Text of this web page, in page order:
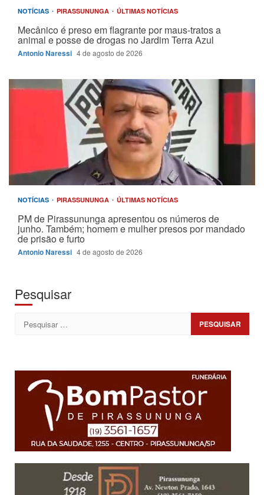
NOTÍCIAS PIRASSUNUNGA ÚLTIMAS NOTÍCIAS
Mecânico é preso em flagrante por maus-tratos a
animal e posse de drogas no Jardim Terra Azul
Antonio Naressi 4 de agosto de 2026
NOTÍCIAS PIRASSUNUNGA ÚLTIMAS NOTÍCIAS
PM de Pirassununga apresentou os números de
junho. Também; homem e mulher presos por mandado
de prisão e furto
Antonio Naressi 4 de agosto de 2026
Pesquisar
Pesquisar